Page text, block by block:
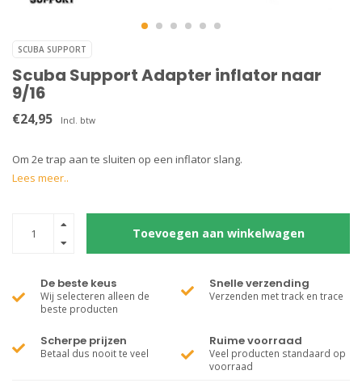
SCUBA SUPPORT
Scuba Support Adapter inflator naar
9/16
€24,95 Incl. btw
Om 2e trap aan te sluiten op een inflator slang.
Lees meer..
Toevoegen aan winkelwagen
De beste keus
Wij selecteren alleen de
beste producten
Snelle verzending
Verzenden met track en trace
Scherpe prijzen
Betaal dus nooit te veel
Ruime voorraad
Veel producten standaard op
voorraad